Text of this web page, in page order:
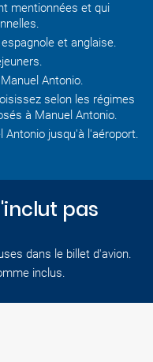
mentionnées et qui
et anglaise.
Antonio.
selon les régimes
à Manuel Antonio.
Antonio jusqu'à l'aéroport.
pas
dans le billet d'avion.
inclus.